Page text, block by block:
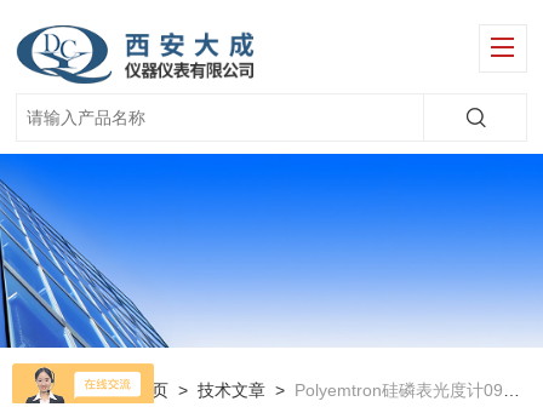
当前位置： 首页 >技术文章 > Polyemtron硅磷表光度计09210=A=0302的检测步骤说明